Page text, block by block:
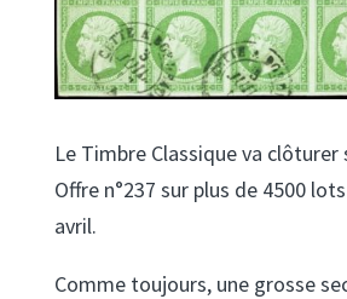
Le Timbre Classique va clôturer
Offre n°237 sur plus de 4500
avril.
Comme toujours, une grosse